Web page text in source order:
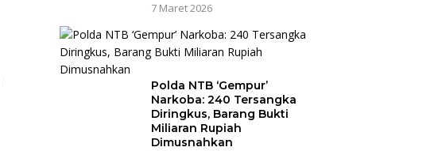
7 Maret 2026
Polda NTB ‘Gempur’
Narkoba: 240 Tersangka
Diringkus, Barang Bukti
Miliaran Rupiah
Dimusnahkan